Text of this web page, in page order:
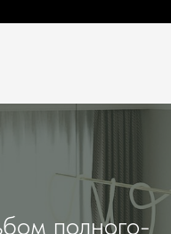
полного-